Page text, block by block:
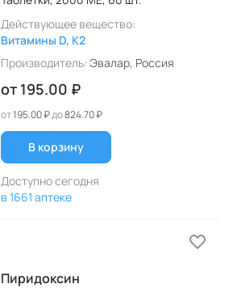
Действующее вещество:
Витамины D, K2
Производитель: Эвалар, Россия
от 195.00 ₽
от195.00 ₽до824.70 ₽
В корзину
Доступно сегодня
в 1661 аптеке
Пиридоксин